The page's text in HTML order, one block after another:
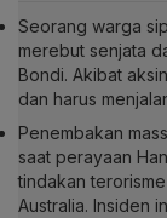
Seorang warga
merebut senjata
Bondi. Akibat
dan harus
Penembakan
saat perayaan
tindakan
Australia. Insiden